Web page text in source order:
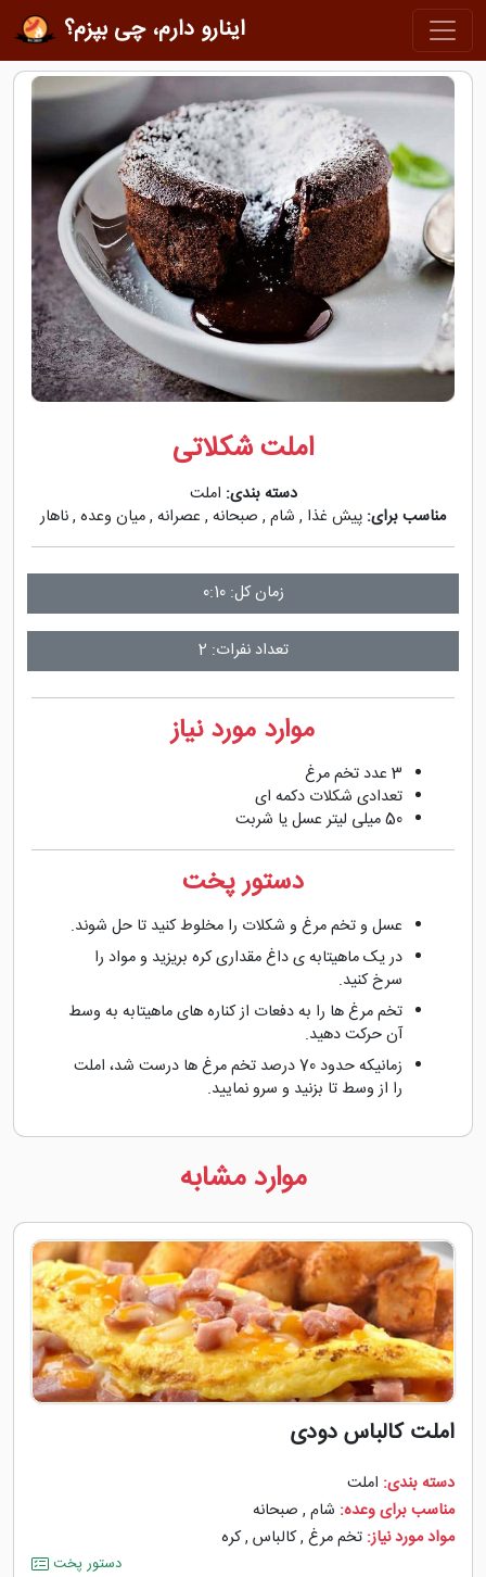
اینارو دارم، چی بپزم؟
املت شکلاتی
دسته بندی: املت
مناسب برای: پیش غذا , شام , صبحانه , عصرانه ,میان وعده ,ناهار
زمان کل: 0:10
تعداد نفرات: 2
موارد مورد نیاز
3 عدد تخم مرغ
تعدادی شکلات دکمه ای
50 میلی لیتر عسل یا شربت
دستور پخت
عسل و تخم مرغ و شکلات را مخلوط کنید تا حل شوند.
در یک ماهیتابه ی داغ مقداری کره بریزید و مواد را
سرخ کنید.
تخم مرغ ها را به دفعات از کناره های ماهیتابه به وسط
آن حرکت دهید.
زمانیکه حدود 70 درصد تخم مرغ ها درست شد، املت
را از وسط تا بزنید و سرو نمایید.
موارد مشابه
املت کالباس دودی
دسته بندی: املت
مناسب برای وعده: شام , صبحانه
مواد مورد نیاز: تخم مرغ ,کالباس ,کره
دستور پخت